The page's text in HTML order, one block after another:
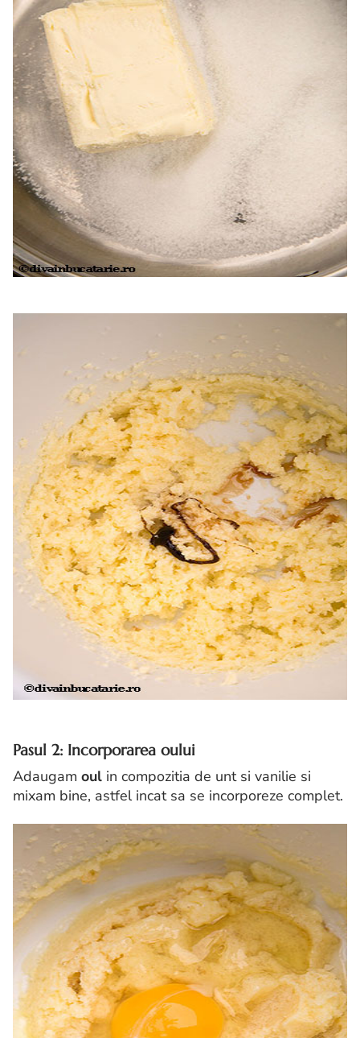
Pasul 2: Incorporarea oului
Adaugam oul in compozitia de unt si vanilie si
mixam bine, astfel incat sa se incorporeze complet.